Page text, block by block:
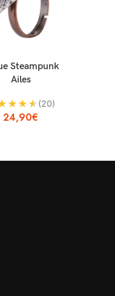
Steampunk
Ailes
★ ★ ★ (20)
24,90€